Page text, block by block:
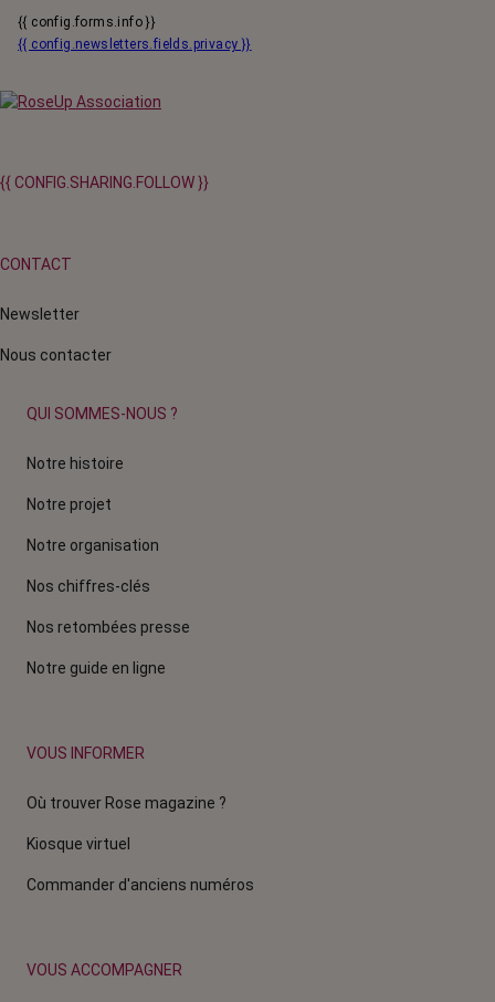
{{ config.forms.info }}
{{ config.newsletters.fields.privacy }}
{{ CONFIG.SHARING.FOLLOW }}
CONTACT
Newsletter
Nous contacter
QUI SOMMES-NOUS ?
Notre histoire
Notre projet
Notre organisation
Nos chiffres-clés
Nos retombées presse
Notre guide en ligne
VOUS INFORMER
Où trouver Rose magazine ?
Kiosque virtuel
Commander d'anciens numéros
VOUS ACCOMPAGNER